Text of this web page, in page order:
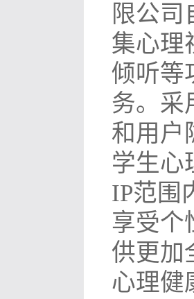
限公
集心理
倾听等
务。采
和用户
学生心
IP范围
享受个
供更加
心理健